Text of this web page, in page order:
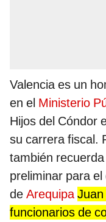
Valencia es un
en el Ministerio
Hijos del Cóndor
su carrera fiscal.
también
preliminar para
de Arequipa
funcionarios de